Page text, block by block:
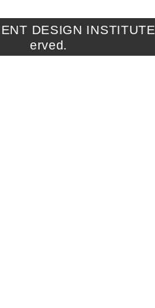
DESIGN
erved.